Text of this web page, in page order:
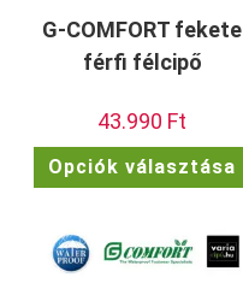
G-COMFORT fekete
férfi félcipő
43.990 Ft
Opciók választása